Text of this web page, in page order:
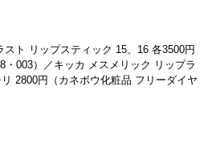
スト リップスティック 15、16 各3500円
・003）／キッカ メスメリック リップラ
2800円（カネボウ化粧品 フリーダイヤ